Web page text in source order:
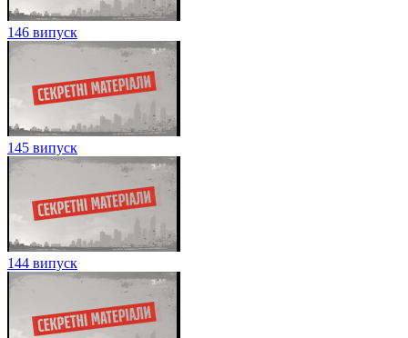
146 випуск
145 випуск
144 випуск